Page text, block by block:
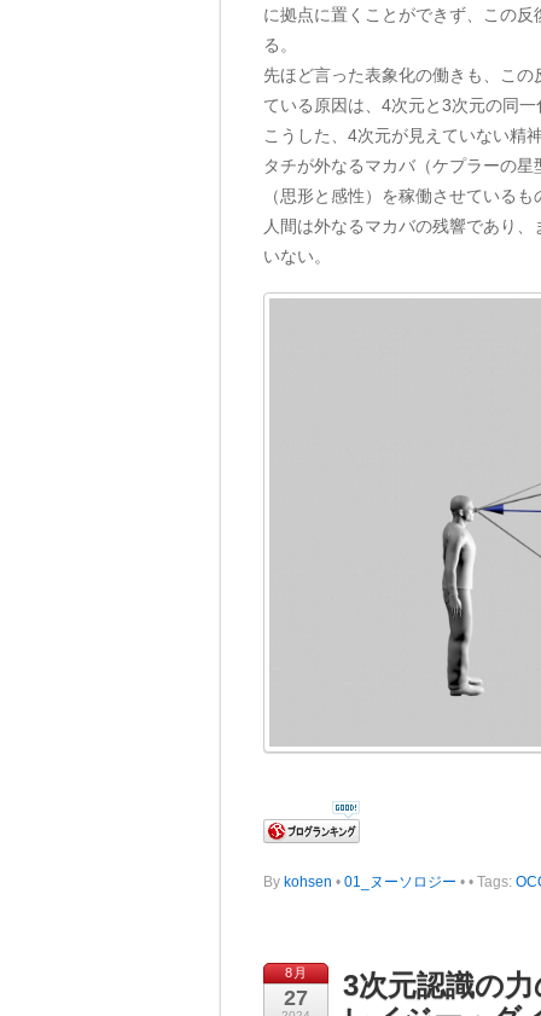
に拠点に置くことができず、この
る。
先ほど言った表象化の働きも、こ
ている原因は、4次元と3次元の同
こうした、4次元が見えていない精
タチが外なるマカバ（ケプラーの
（思形と感性）を稼働させているも
人間は外なるマカバの残響であり
いない。
By kohsen • 01_ヌーソロジー • • Tags:
8月
27
3次元認識の